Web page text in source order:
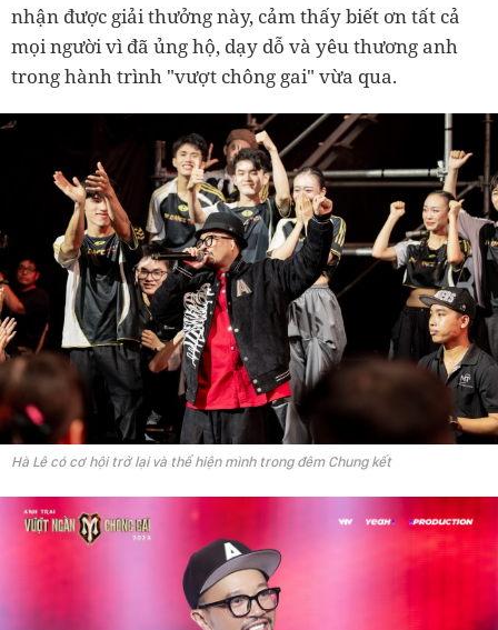
nhận được giải thưởng này, cảm thấy biết ơn tất cả
mọi người vì đã ủng hộ, dạy dỗ và yêu thương anh
trong hành trình "vượt chông gai" vừa qua.
Hà Lê có cơ hội trở lại và thể hiện mình trong đêm Chung kết